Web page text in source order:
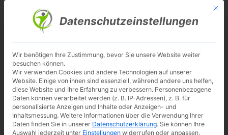
Skip
Besuche meinen Youtube-Kanal ▶︎
NOHrD Bike Tischplatte
Nussbaum
259,00 €
Mit
Datenschutzeinstellungen
Wir benötigen Ihre Zustimmung, bevor Sie unsere Website weiter
besuchen können.
Wir verwenden Cookies und andere Technologien auf unserer
Website. Einige von ihnen sind essenziell, während andere uns helfen,
diese Website und Ihre Erfahrung zu verbessern. Personenbezogene
Daten können verarbeitet werden (z. B. IP-Adressen), z. B. für
personalisierte Anzeigen und Inhalte oder Anzeigen- und
Inhaltsmessung. Weitere Informationen über die Verwendung Ihrer
Daten finden Sie in unserer Datenschutzerklärung. Sie können Ihre
Auswahl jederzeit unter Einstellungen widerrufen oder anpassen.